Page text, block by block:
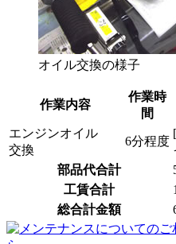
オイル交換の様子
作業内容
作業時
間
エンジンオイル
交換
6分程度
部品代合計
工賃合計
総合計金額